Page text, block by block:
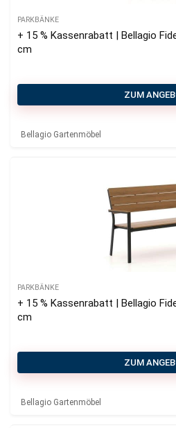
PARKBÄNKE
+ 15 % Kassenrabatt | Bellagio
cm
ZUM
Bellagio Gartenmöbel
PARKBÄNKE
+ 15 % Kassenrabatt | Bellagio
cm
ZUM
Bellagio Gartenmöbel